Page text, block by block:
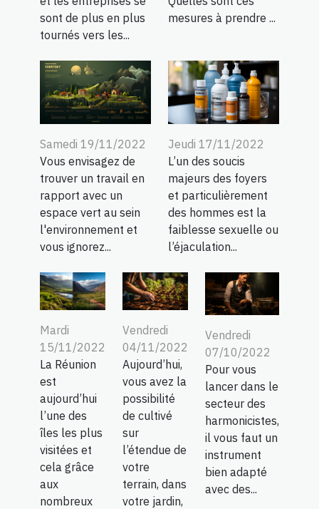
sont de plus en plus
tournés vers les...
mesures à prendre ...
Samedi 19/11/2022
Vous envisagez de
trouver un travail en
rapport avec un
espace vert au sein
l'environnement et
vous ignorez...
Jeudi 17/11/2022
L’un des soucis
majeurs des foyers
et particulièrement
des hommes est la
faiblesse sexuelle ou
l’éjaculation...
Mardi
15/11/2022
La Réunion
est
aujourd’hui
l’une des
îles les plus
visitées et
cela grâce
aux
nombreux
Vendredi
04/11/2022
Aujourd’hui,
vous avez la
possibilité
de cultivé
sur
l’étendue de
votre
terrain, dans
votre jardin,
Vendredi
07/10/2022
Pour vous
lancer dans le
secteur des
harmonicistes,
il vous faut un
instrument
bien adapté
avec des...